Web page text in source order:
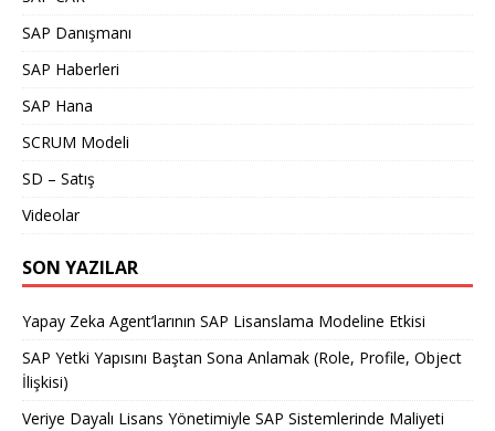
SAP Danışmanı
SAP Haberleri
SAP Hana
SCRUM Modeli
SD – Satış
Videolar
SON YAZILAR
Yapay Zeka Agent’larının SAP Lisanslama Modeline Etkisi
SAP Yetki Yapısını Baştan Sona Anlamak (Role, Profile, Object
İlişkisi)
Veriye Dayalı Lisans Yönetimiyle SAP Sistemlerinde Maliyeti